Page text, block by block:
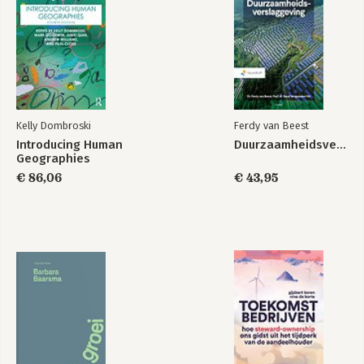
Kelly Dombroski
Introducing Human
Geographies
€ 86,06
Ferdy van Beest
Duurzaamheidsverslaggeving
€ 43,95